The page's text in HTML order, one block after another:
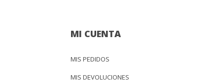
MI CUENTA
MIS PEDIDOS
MIS DEVOLUCIONES